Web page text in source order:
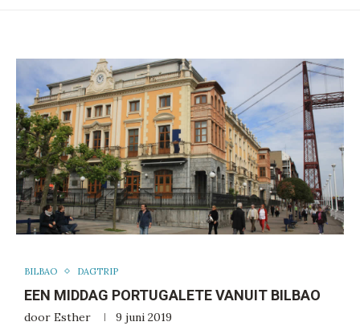
BILBAO DAGTRIP
EEN MIDDAG PORTUGALETE VANUIT BILBAO
door Esther 9 juni 2019